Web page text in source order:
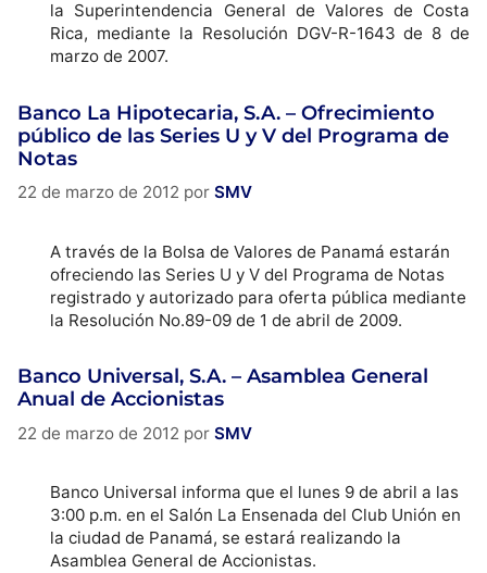
la Superintendencia General de Valores de Costa
Rica, mediante la Resolución DGV-R-1643 de 8 de
marzo de 2007.
Banco La Hipotecaria, S.A. – Ofrecimiento
público de las Series U y V del Programa de
Notas
22 de marzo de 2012 por SMV
A través de la Bolsa de Valores de Panamá estarán
ofreciendo las Series U y V del Programa de Notas
registrado y autorizado para oferta pública mediante
la Resolución No.89-09 de 1 de abril de 2009.
Banco Universal, S.A. – Asamblea General
Anual de Accionistas
22 de marzo de 2012 por SMV
Banco Universal informa que el lunes 9 de abril a las
3:00 p.m. en el Salón La Ensenada del Club Unión en
la ciudad de Panamá, se estará realizando la
Asamblea General de Accionistas.